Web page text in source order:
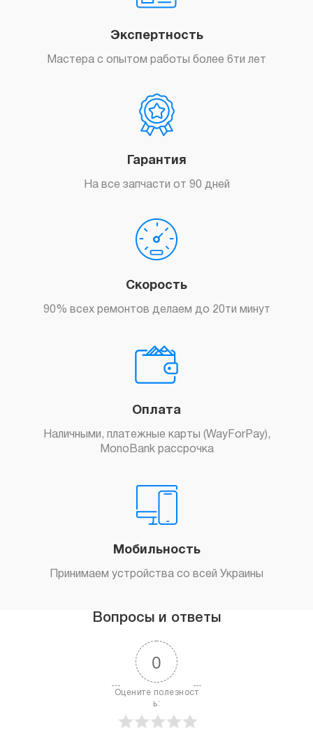
Экспертность
Мастера с опытом работы более 6ти лет
Гарантия
На все запчасти от 90 дней
Скорость
90% всех ремонтов делаем до 20ти минут
Оплата
Наличными, платежные карты (WayForPay),
MonoBank рассрочка
Мобильность
Принимаем устройства со всей Украины
Вопросы и ответы
0
Оцените полезност
ь: